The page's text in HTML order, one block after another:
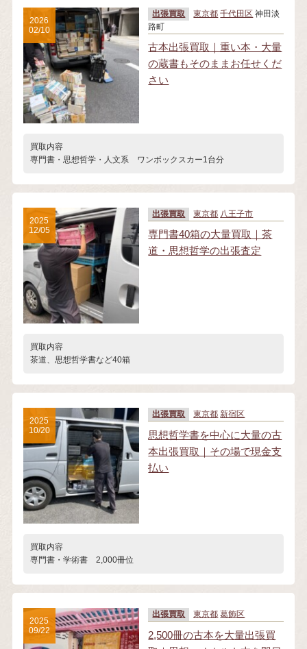
出張買取 東京都 千代田区 神田淡
路町
古本出張買取｜重い本・大量
の蔵書もそのままお任せくだ
さい
買取内容
専門書・思想哲学・人文系 ワンボックスカー1台分
2026
02/10
出張買取 東京都 八王子市
専門書40箱の大量買取｜茶
道・思想哲学の出張査定
買取内容
茶道、思想哲学書など40箱
2025
12/05
出張買取 東京都 新宿区
思想哲学書を中心に大量の古
本出張買取｜その場で現金支
払い
買取内容
専門書・学術書 2,000冊位
2025
10/20
出張買取 東京都 葛飾区
2,500冊の古本を大量出張買
2025
09/22